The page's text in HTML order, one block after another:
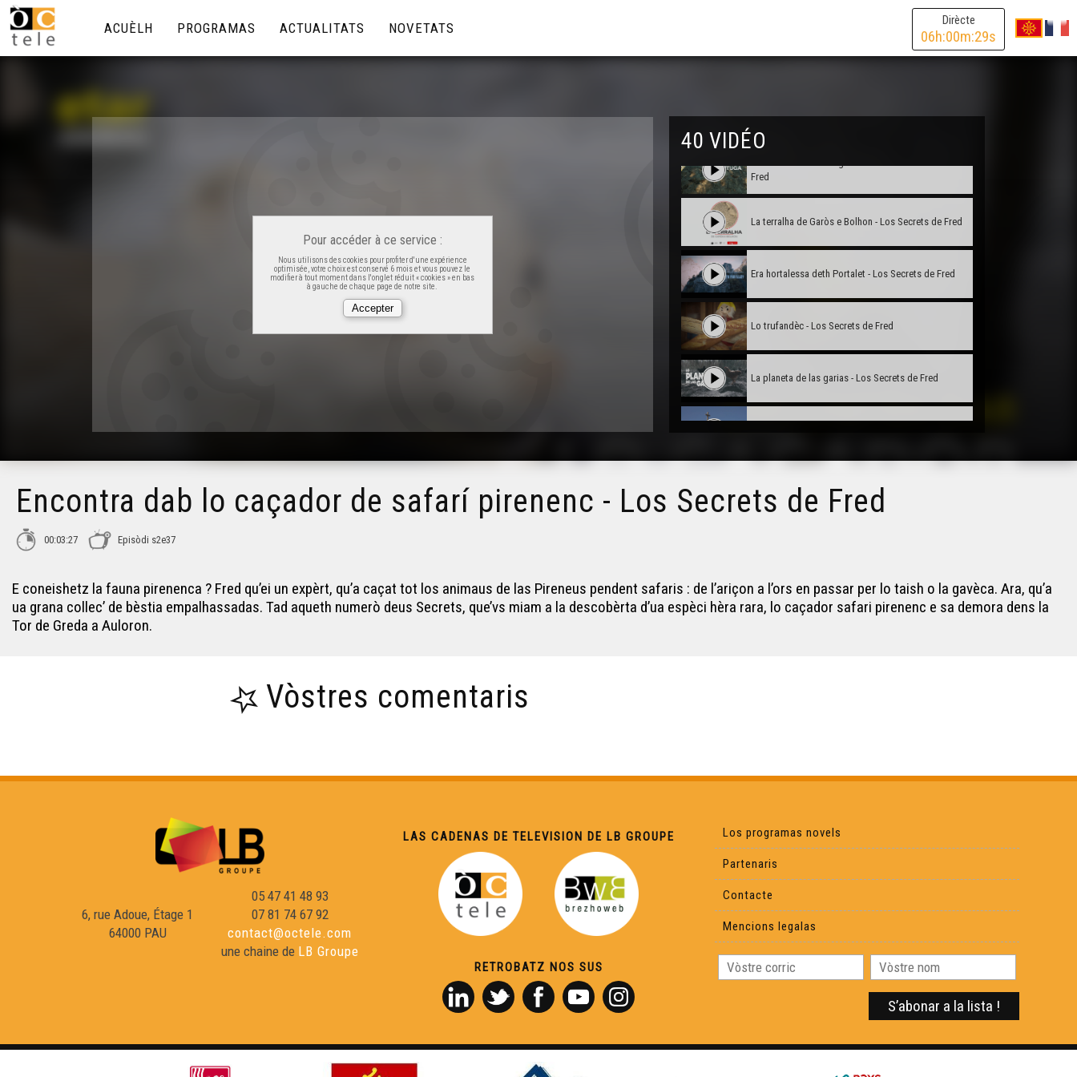
Dirècte
06h:00m:29s
ACUÈLH PROGRAMAS ACTUALITATS NOVETATS
Pour accéder à ce service :
Nous utilisons des cookies pour profiter d'une expérience
optimisée, votre choix est conservé 6 mois et vous pouvez le
modifier à tout moment dans l'onglet réduit « cookies » en bas
à gauche de chaque page de notre site.
40 VIDÉO
Lo vilatge desconegut - Los Secrets de Fred
La bòrda Darrigade - Los Secrets de Fred
Fred
La terralha de Garòs e Bolhon - Los Secrets de Fred
Era hortalessa deth Portalet - Los Secrets de Fred
Lo trufandèc - Los Secrets de Fred
La planeta de las garias - Los Secrets de Fred
Secrets de Fred
Los secrets de rodatge - Los Secrets de Fred
Encontra dab lo caçador de safarí pirenenc - Los Secrets de Fred
00:03:27 Episòdi s2e37
E coneishetz la fauna pirenenca ? Fred qu’ei un expèrt, qu’a caçat tot los animaus de las Pireneus pendent safaris : de l’ariçon a l’ors en passar per lo taish o la gavèca. Ara, qu’a
ua grana collec’ de bèstia empalhassadas. Tad aqueth numerò deus Secrets, que’vs miam a la descobèrta d’ua espèci hèra rara, lo caçador safari pirenenc e sa demora dens la
Tor de Greda a Auloron.
Vòstres comentaris
6, rue Adoue, Étage 1
64000 PAU
05 47 41 48 93
07 81 74 67 92
contact@octele.com
une chaine de LB Groupe
LAS CADENAS DE TELEVISION DE LB GROUPE
RETROBATZ NOS SUS
Los programas novels
Partenaris
Contacte
Mencions legalas